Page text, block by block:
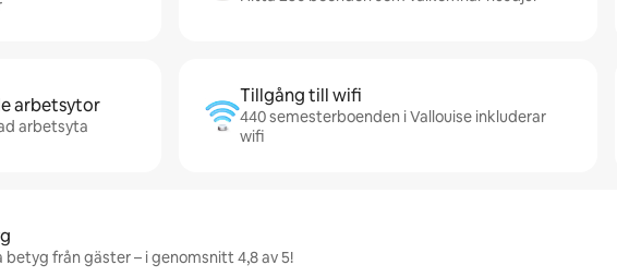
arbetsytor
arbetsyta
Tillgång till wifi
440 semesterboenden i Vallouise inkluderar
wifi
betyg från gäster – i genomsnitt 4,8 av 5!